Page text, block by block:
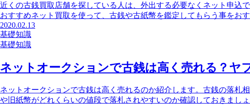
近くの古銭買取店舗を探している人は、外出する必要なくネット申込
おすすめネット買取を使って、古銭や古紙幣を鑑定してもらう事をおす
2020.02.13
基礎知識
基礎知識
ネットオークションで古銭は高く売れる？ヤ
ネットオークションで古銭は高く売れるのか紹介します。古銭の落札
や旧紙幣がどれくらいの値段で落札されやすいのか確認しておきまし